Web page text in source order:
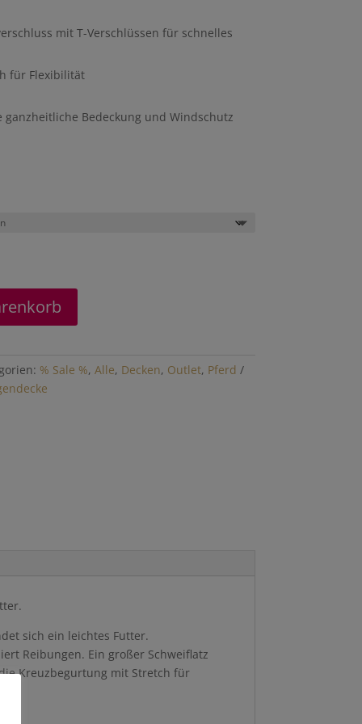
mit T-Verschlüssen für schnelles
für Flexibilität
Bedeckung und Windschutz
% Sale %, Alle, Decken, Outlet, Pferd
sich ein leichtes Futter.
Reibungen. Ein großer Schweiflatz
Kreuzbegurtung mit Stretch für